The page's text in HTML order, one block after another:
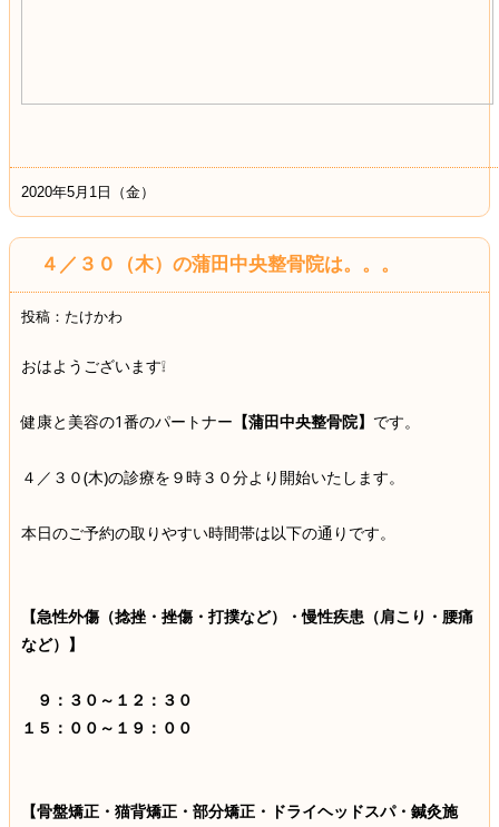
2020年5月1日（金）
４／３０（木）の蒲田中央整骨院は。。。
投稿：たけかわ
おはようございます❕
健康と美容の1番のパートナー 【蒲田中央整骨院】 です。
４／３０(木)の診療を９時３０分より開始いたします。
本日のご予約の取りやすい時間帯は以下の通りです。
【急性外傷（捻挫・挫傷・打撲など）・慢性疾患（肩こり・腰痛
など）】
９：３０～１２：３０
１５：００～１９：００
【骨盤矯正・猫背矯正・部分矯正・ドライヘッドスパ・鍼灸施